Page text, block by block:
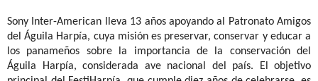
Sony Inter-American lleva 13 años apoyando al Patronato Amigos
del Águila Harpía, cuya misión es preservar, conservar y educar a
los panameños sobre la importancia de la conservación del
Águila Harpía, considerada ave nacional del país. El objetivo